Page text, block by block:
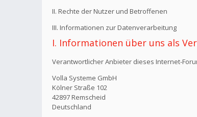
II. Rechte der Nutzer und Betroffenen
III. Informationen zur Datenverarbeitung
I. Informationen über uns als
Verantwortlicher Anbieter dieses Internet-
Volla Systeme GmbH
Kölner Straße 102
42897 Remscheid
Deutschland